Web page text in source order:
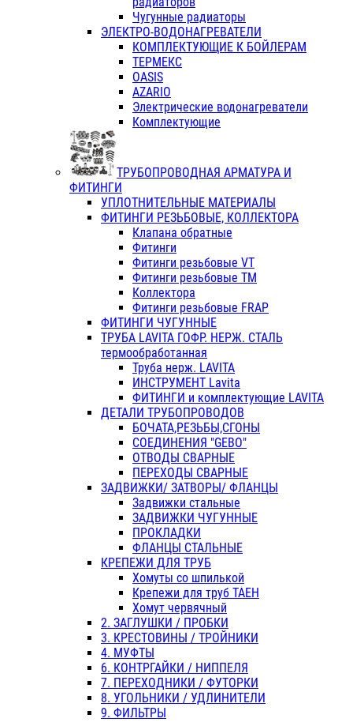
Чугунные радиаторы
ЭЛЕКТРО-ВОДОНАГРЕВАТЕЛИ
КОМПЛЕКТУЮЩИЕ К БОЙЛЕРАМ
ТЕРМЕКС
OASIS
AZARIO
Электрические водонагреватели
Комплектующие
ТРУБОПРОВОДНАЯ АРМАТУРА И
ФИТИНГИ
УПЛОТНИТЕЛЬНЫЕ МАТЕРИАЛЫ
ФИТИНГИ РЕЗЬБОВЫЕ, КОЛЛЕКТОРА
Клапана обратные
Фитинги
Фитинги резьбовые VT
Фитинги резьбовые ТМ
Коллектора
Фитинги резьбовые FRAP
ФИТИНГИ ЧУГУННЫЕ
ТРУБА LAVITA ГОФР. НЕРЖ. СТАЛЬ
термообработанная
Труба нерж. LAVITA
ИНСТРУМЕНТ Lavita
ФИТИНГИ и комплектующие LAVITA
ДЕТАЛИ ТРУБОПРОВОДОВ
БОЧАТА,РЕЗЬБЫ,СГОНЫ
СОЕДИНЕНИЯ "GEBO"
ОТВОДЫ СВАРНЫЕ
ПЕРЕХОДЫ СВАРНЫЕ
ЗАДВИЖКИ/ ЗАТВОРЫ/ ФЛАНЦЫ
Задвижки стальные
ЗАДВИЖКИ ЧУГУННЫЕ
ПРОКЛАДКИ
ФЛАНЦЫ СТАЛЬНЫЕ
КРЕПЕЖИ ДЛЯ ТРУБ
Хомуты со шпилькой
Крепежи для труб ТАЕН
Хомут червячный
2. ЗАГЛУШКИ / ПРОБКИ
3. КРЕСТОВИНЫ / ТРОЙНИКИ
4. МУФТЫ
6. КОНТРГАЙКИ / НИППЕЛЯ
7. ПЕРЕХОДНИКИ / ФУТОРКИ
8. УГОЛЬНИКИ / УДЛИНИТЕЛИ
9. ФИЛЬТРЫ